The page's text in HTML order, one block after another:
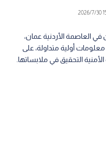
العاصمة الأردنية عمان،
أولية متداولة، على
التحقيق في ملابساتها.